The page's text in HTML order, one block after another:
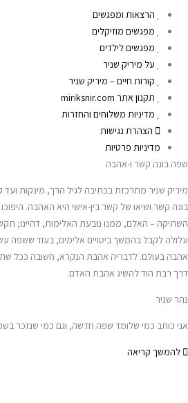
הרצאות ומפגשים
מפגשים מוזיקלים
מפגשים לילדים
על מיריק שניר
קורות חיים – מיריק שניר
תקנון אתר miriksnir.com
מדיניות משלוחים והחזרות
הצהרת נגישות
מדיניות פרטיות
שפה בונה קשר ו-אהבה
מיריק שניר מתרכזת בכתיבה לגיל הרך, מינקות
בונה קשר ושיאו של קשר בין-אישי היא האהבה.
השתיקה – האלם, ממנו נובעת האלימות, דהיינו;
עלולה לקבל בהמשך ביטויים אלימים, בעוד ששפה
אהבה בעולם. לדבריה אהבת הנקרא, חשובה ככל
דרך רבת הוד להשיג אהבת האדם.
נהר שניר
אני כותב כמי שלומד שפה חדשה, וגם כמי שנזכר
להמשך קריאה